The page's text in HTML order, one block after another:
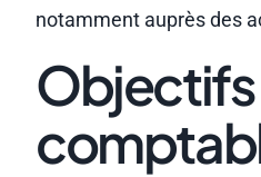
notamment auprès des